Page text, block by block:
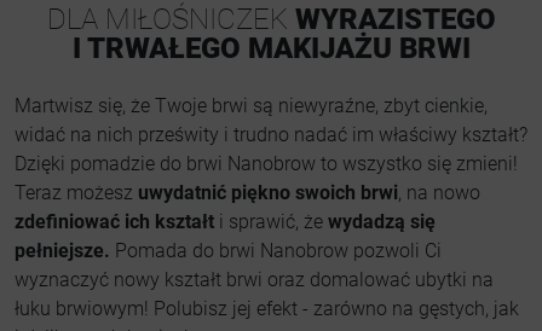
DLA MIŁOŚNICZEK WYRAZISTEGO
I TRWAŁEGO MAKIJAŻU BRWI
Martwisz się, że Twoje brwi są niewyraźne, zbyt cienkie,
widać na nich prześwity i trudno nadać im właściwy kształt?
Dzięki pomadzie do brwi Nanobrow to wszystko się zmieni!
Teraz możesz uwydatnić piękno swoich brwi, na nowo
zdefiniować ich kształt i sprawić, że wydadzą się
pełniejsze. Pomada do brwi Nanobrow pozwoli Ci
wyznaczyć nowy kształt brwi oraz domalować ubytki na
łuku brwiowym! Polubisz jej efekt - zarówno na gęstych, jak